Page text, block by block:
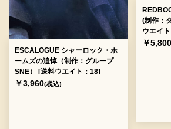
ESCALOGUE シャーロック・ホ
ームズの追悼（制作：グループ
SNE） [送料ウエイト：18]
￥3,960(税込)
(制作：
ウエイ
￥5,800